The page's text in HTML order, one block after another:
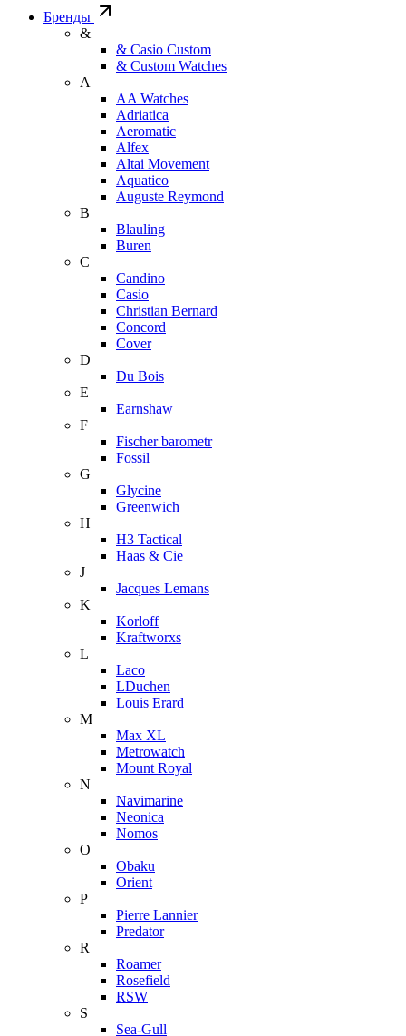
Бренды
&
& Casio Custom
& Custom Watches
A
AA Watches
Adriatica
Aeromatic
Alfex
Altai Movement
Aquatico
Auguste Reymond
B
Blauling
Buren
C
Candino
Casio
Christian Bernard
Concord
Cover
D
Du Bois
E
Earnshaw
F
Fischer barometr
Fossil
G
Glycine
Greenwich
H
H3 Tactical
Haas & Cie
J
Jacques Lemans
K
Korloff
Kraftworxs
L
Laco
LDuchen
Louis Erard
M
Max XL
Metrowatch
Mount Royal
N
Navimarine
Neonica
Nomos
O
Obaku
Orient
P
Pierre Lannier
Predator
R
Roamer
Rosefield
RSW
S
Sea-Gull